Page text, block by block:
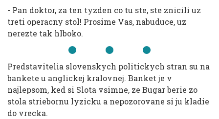
- Pan doktor, za ten tyzden co tu ste, ste znicili uz
treti operacny stol! Prosime Vas, nabuduce, uz
nerezte tak hlboko.
Predstavitelia slovenskych politickych stran su na
bankete u anglickej kralovnej. Banket je v
najlepsom, ked si Slota vsimne, ze Bugar berie zo
stola striebornu lyzicku a nepozorovane si ju kladie
do vrecka.